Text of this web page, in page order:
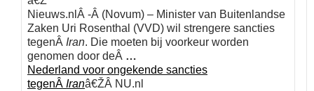
Nieuws.nlÂ -Â (Novum) – Minister van Buitenlandse
Zaken Uri Rosenthal (VVD) wil strengere sancties
tegenÂ Iran. Die moeten bij voorkeur worden
genomen door deÂ …
Nederland voor ongekende sancties
tegenÂ Iranâ€ŽÂ NU.nl